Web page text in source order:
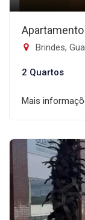
Brindes,
2 Quartos
Mais